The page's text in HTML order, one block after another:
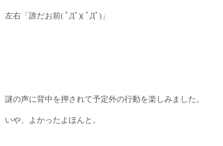
左右「誰だお前( ﾟДﾟ)( ﾟДﾟ)」
謎の声に背中を押されて予定外の行動を楽しみました。
いや、よかったよほんと。